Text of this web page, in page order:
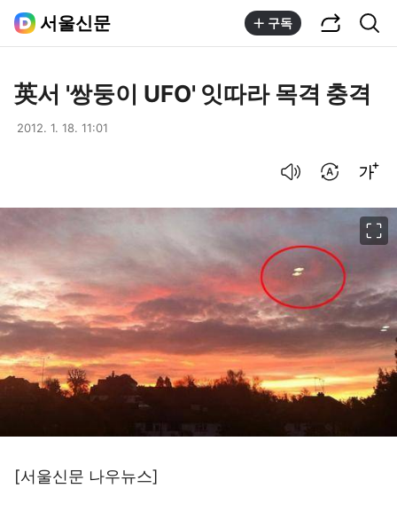
서울신문 구독
英서 '쌍둥이 UFO' 잇따라 목격 충격
2012. 1. 18. 11:01
[서울신문 나우뉴스]